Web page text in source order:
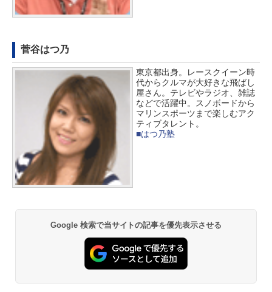
菅谷はつ乃
東京都出身。レースクイーン時
代からクルマが大好きな飛ばし
屋さん。テレビやラジオ、雑誌
などで活躍中。スノボードから
マリンスポーツまで楽しむアク
ティブタレント。
■はつ乃塾
Google 検索で当サイトの記事を優先表示させる